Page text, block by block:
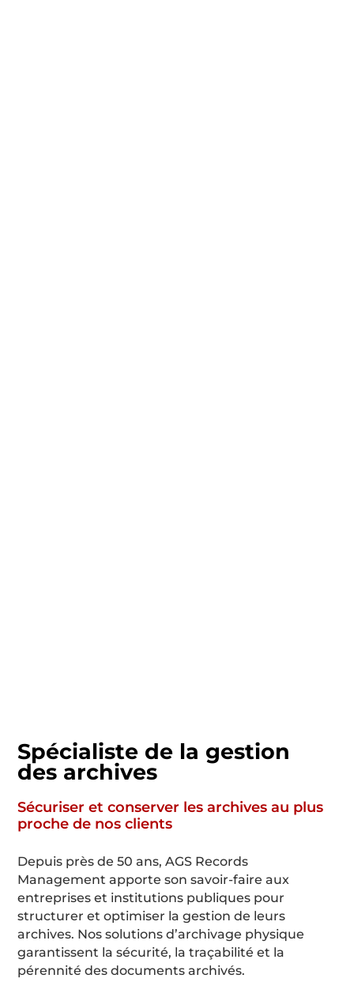
Spécialiste de la gestion
des archives
Sécuriser et conserver les archives au plus
proche de nos clients
Depuis près de50 ans, AGS Records
Management apporte son savoir-faire aux
entreprises et institutions publiques pour
structurer et optimiser la gestion de leurs
archives. Nos solutions d’archivage physique
garantissent la sécurité, la traçabilité et la
pérennité des documents archivés.